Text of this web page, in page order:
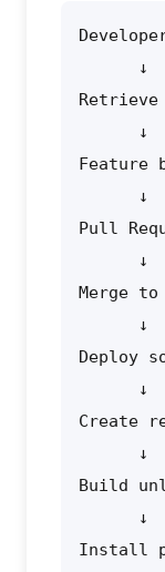
Feature
Pull
Merge
Deploy
Create
Build
Install